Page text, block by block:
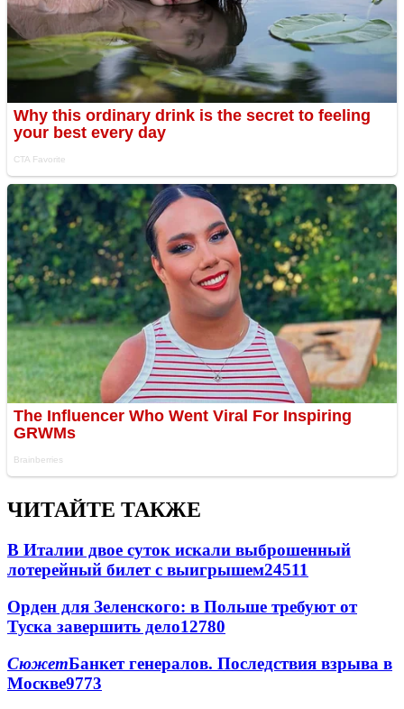
ЧИТАЙТЕ ТАКЖЕ
В Италии двое суток искали выброшенный
лотерейный билет с выигрышем24511
Орден для Зеленского: в Польше требуют от
Туска завершить дело12780
СюжетБанкет генералов. Последствия взрыва в
Москве9773